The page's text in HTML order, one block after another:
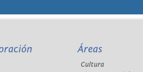
Áreas
Cultura